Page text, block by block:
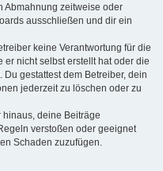
Abmahnung zeitweise oder
ausschließen und dir ein
keine Verantwortung für die
er nicht selbst erstellt hat oder die
gestattest dem Betreiber, dein
jederzeit zu löschen oder zu
hinaus, deine Beiträge
verstoßen oder geeignet
Schaden zuzufügen.